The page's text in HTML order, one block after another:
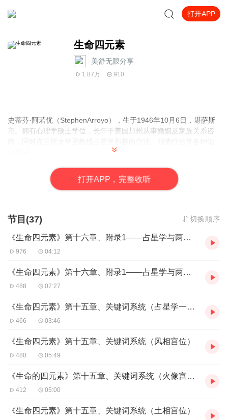
打开APP
生命四元素
美舒无限分享
1.87万 910
史蒂芬·阿若优（StephenArroyo），生于1946年10月6日，堪萨斯
市。拥有心理学硕士学位，长年于美国加州从事婚姻及家族关系咨
界各地都极为畅销，已经被翻译成二十多国语言。本书和《生命的
轨迹：深度心理分析手册》（AstrologyKarma&Transformation），
黄道十二星座是由地、水、火、风四元素所构成的，这四元素不但
是占星学和一切玄学的基础，也是人类经验到的一切事物的构成元
素，甚至是意识体的动力来源。因此，必须先彻底了解四元素的内
四元素:占星与心理学》分为两大部分。第一部分旨在厘清占星学的
各种途径，阐明占星学为何能成为“人本心理学”的有力工具，并揭示
其跟心理学领域直接相关的诠释技巧。这部分是作者的心理学硕士
论文，曾获得1973年英国占星学会的大奖。
在第二部分，作者从四元素的能量层次来阐释占星学，深入解析了
本命盘各个层面中四元素的意义，包括四元素不平衡的问题、元素
元素的实质性内涵，从而能够帮助读者以较为实际的方式综合分析
本命盘。
打开APP，完整收听
节目(37) 切换顺序
《生命四元素》第十六章、附录1——占星学与两级疗法2
976 04:12
《生命四元素》第十六章、附录1——占星学与两级疗法1
488 07:27
《生命四元素》第十五章、关键词系统（占星学一种自我认识的工具）
466 03:46
《生命四元素》第十五章、关键词系统（风相宫位）
480 05:49
《生命的四元素》第十五章、关键词系统（火像宫位）
412 05:00
《生命四元素》第十五章、关键词系统（土相宫位）